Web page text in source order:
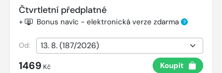
Čtvrtletní předplatné
+ Bonus navíc - elektronická verze zdarma ?
Od:
1469 Kč Koupit